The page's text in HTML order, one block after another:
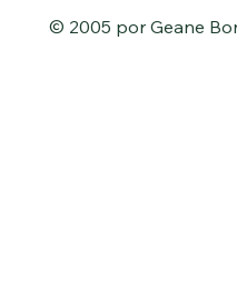
© 2005 por Geane